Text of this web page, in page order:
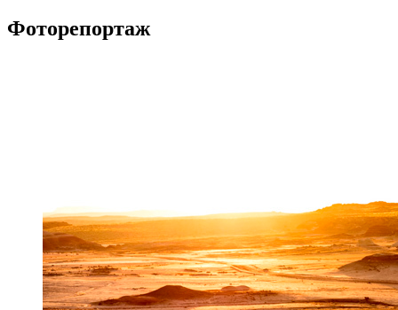
Фоторепортаж